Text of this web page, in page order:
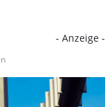
- Anzeige -